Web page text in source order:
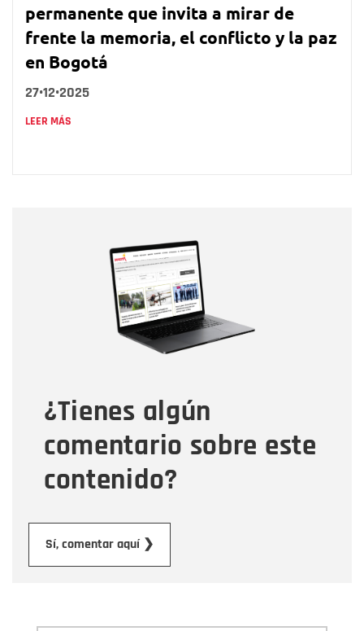
permanente que invita a mirar de
frente la memoria, el conflicto y la paz
en Bogotá
27•12•2025
LEER MÁS
¿Tienes algún
comentario sobre este
contenido?
Sí, comentar aquí ❯
Correo electrónico
Tipo de comentario
Mensaje